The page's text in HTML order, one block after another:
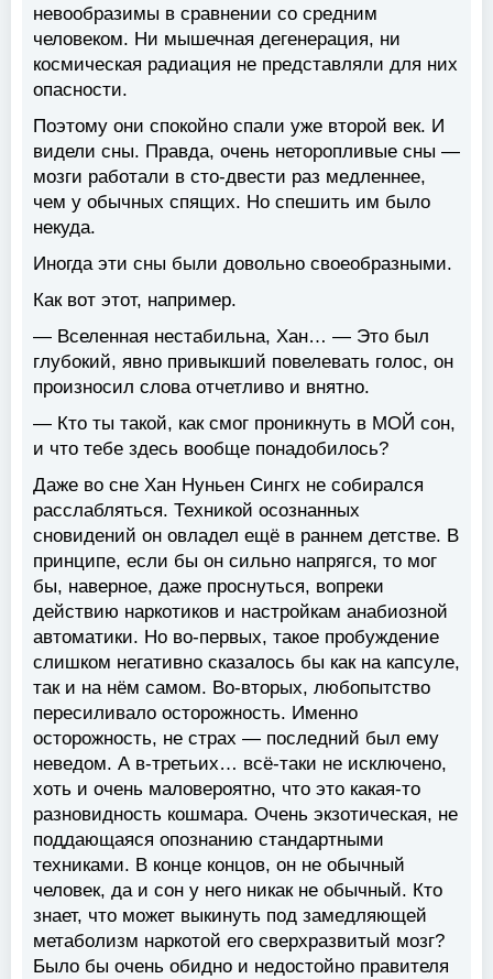
невообразимы в сравнении со средним
человеком. Ни мышечная дегенерация, ни
космическая радиация не представляли для них
опасности.
Поэтому они спокойно спали уже второй век. И
видели сны. Правда, очень неторопливые сны —
мозги работали в сто-двести раз медленнее,
чем у обычных спящих. Но спешить им было
некуда.
Иногда эти сны были довольно своеобразными.
Как вот этот, например.
— Вселенная нестабильна, Хан… — Это был
глубокий, явно привыкший повелевать голос, он
произносил слова отчетливо и внятно.
— Кто ты такой, как смог проникнуть в МОЙ сон,
и что тебе здесь вообще понадобилось?
Даже во сне Хан Нуньен Сингх не собирался
расслабляться. Техникой осознанных
сновидений он овладел ещё в раннем детстве. В
принципе, если бы он сильно напрягся, то мог
бы, наверное, даже проснуться, вопреки
действию наркотиков и настройкам анабиозной
автоматики. Но во-первых, такое пробуждение
слишком негативно сказалось бы как на капсуле,
так и на нём самом. Во-вторых, любопытство
пересиливало осторожность. Именно
осторожность, не страх — последний был ему
неведом. А в-третьих… всё-таки не исключено,
хоть и очень маловероятно, что это какая-то
разновидность кошмара. Очень экзотическая, не
поддающаяся опознанию стандартными
техниками. В конце концов, он не обычный
человек, да и сон у него никак не обычный. Кто
знает, что может выкинуть под замедляющей
метаболизм наркотой его сверхразвитый мозг?
Было бы очень обидно и недостойно правителя